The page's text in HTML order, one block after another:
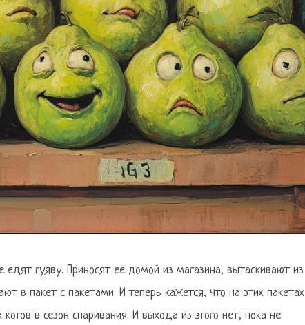
гуяву. Приносят ее домой из магазина, вытаскивают из
в пакет с пакетами. И теперь кажется, что на этих пакетах
в сезон спаривания. И выхода из этого нет, пока не